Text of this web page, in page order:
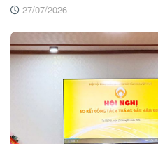
27/07/2026